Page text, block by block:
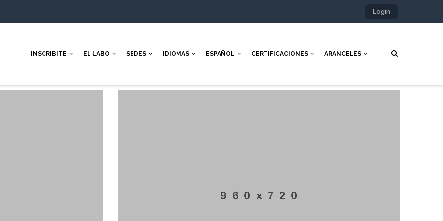
Login
INSCRIBITE EL LABO SEDES IDIOMAS ESPAÑOL CERTIFICACIONES ARANCELES